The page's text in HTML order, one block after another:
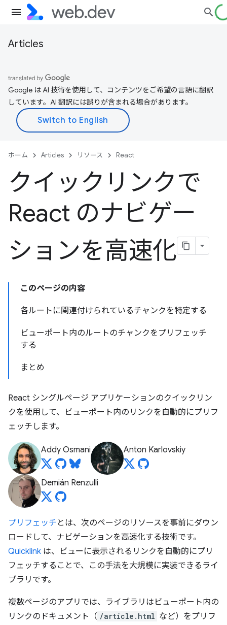
Articles
Google は AI 技術を使用して、コンテンツをご希望の言語に翻訳
しています。AI 翻訳には誤りが含まれる場合があります。
ホーム Articles リソース React
クイックリンクで
React のナビゲー
ションを高速化
このページの内容
各ルートに関連付けられているチャンクを特定する
ビューポート内のルートのチャンクをプリフェッチ
する
まとめ
React シングルページ アプリケーションのクイックリン
クを使用して、ビューポート内のリンクを自動的にプリフ
ェッチします。
Addy Osmani Anton Karlovskiy
Demián Renzulli
プリフェッチ とは、次のページのリソースを事前にダウン
ロードして、ナビゲーションを高速化する技術です。
Quicklink は、ビューに表示されるリンクを自動的にプリ
フェッチすることで、この手法を大規模に実装できるライ
ブラリです。
複数ページのアプリでは、ライブラリはビューポート内の
リンクのドキュメント（ /article.html など）をプリフ